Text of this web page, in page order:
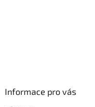
Informace pro vás